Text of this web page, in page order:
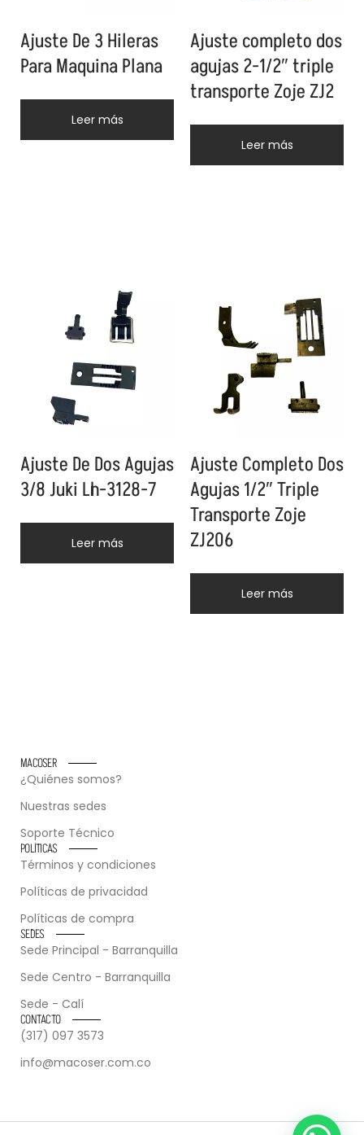
Ajuste De 3 Hileras
Para Maquina Plana
Leer más
Ajuste completo dos
agujas 2-1/2″ triple
transporte Zoje ZJ2
Leer más
Ajuste De Dos Agujas
3/8 Juki Lh-3128-7
Leer más
Ajuste Completo Dos
Agujas 1/2″ Triple
Transporte Zoje
ZJ206
Leer más
MACOSER
¿Quiénes somos?
Nuestras sedes
Soporte Técnico
POLÍTICAS
Términos y condiciones
Políticas de privacidad
Políticas de compra
SEDES
Sede Principal - Barranquilla
Sede Centro - Barranquilla
Sede - Calí
CONTACTO
(317) 097 3573
info@macoser.com.co